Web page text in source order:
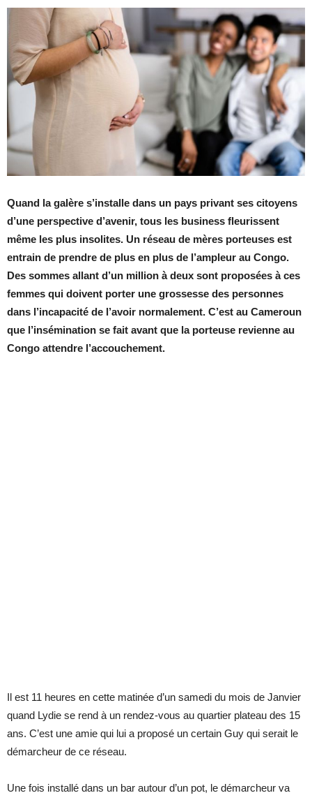
Quand la galère s’installe dans un pays privant ses citoyens
d’une perspective d’avenir, tous les business fleurissent
même les plus insolites. Un réseau de mères porteuses est
entrain de prendre de plus en plus de l’ampleur au Congo.
Des sommes allant d’un million à deux sont proposées à ces
femmes qui doivent porter une grossesse des personnes
dans l’incapacité de l’avoir normalement. C’est au Cameroun
que l’insémination se fait avant que la porteuse revienne au
Congo attendre l’accouchement.
Il est 11 heures en cette matinée d’un samedi du mois de Janvier
quand Lydie se rend à un rendez-vous au quartier plateau des 15
ans. C’est une amie qui lui a proposé un certain Guy qui serait le
démarcheur de ce réseau.
Une fois installé dans un bar autour d’un pot, le démarcheur va